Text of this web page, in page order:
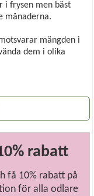
i frysen men bäst
månaderna.
mängden i
dem i olika
rabatt
få 10% rabatt på
för alla odlare